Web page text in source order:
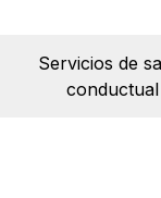
Servicios de
conductual